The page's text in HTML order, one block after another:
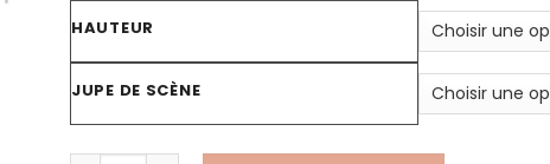
HAUTEUR
JUPE DE SCÈNE